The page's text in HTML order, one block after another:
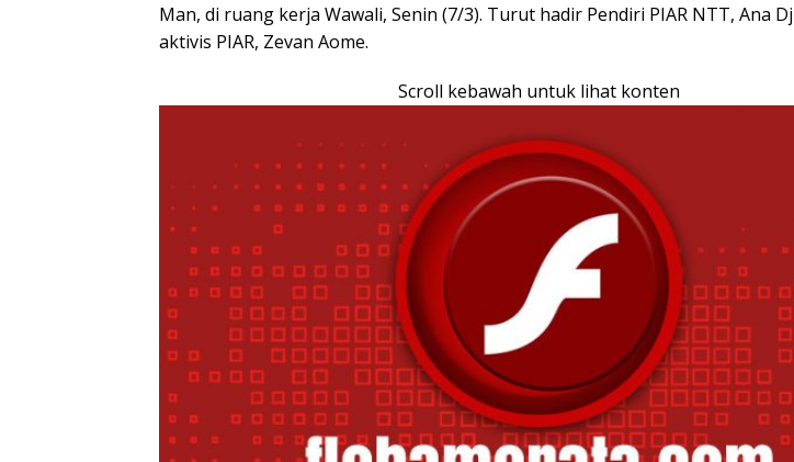
Man, di ruang kerja Wawali, Senin (7/3). Turut hadir Pendiri PIAR NTT, Ana
aktivis PIAR, Zevan Aome.
Scroll kebawah untuk lihat konten